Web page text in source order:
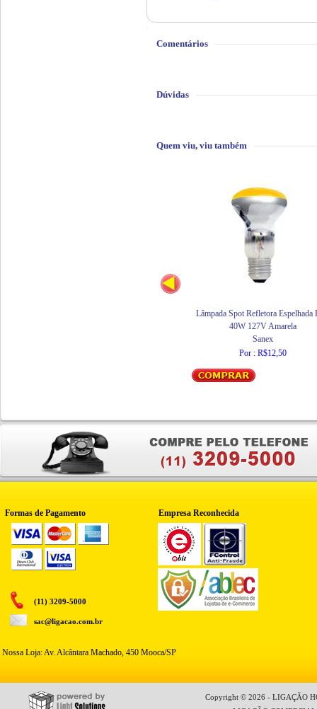
Comentários
Dúvidas
Quem viu, viu também
Lâmpada Spot Refletora Espelhada
40W 127V Amarela
Sanex
Por : R$12,50
Formas de Pagamento Empresa Reconhecida
(11) 3209-5000
sac@ligacao.com.br
Nossa Loja: Av. Alcântara Machado, 450 Mooca/SP
Copyright © 2026 - LIGAÇÃO